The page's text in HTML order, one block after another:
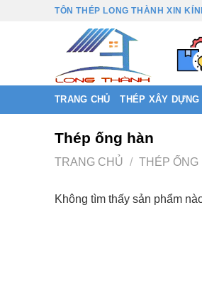
TÔN THÉP LONG THÀNH XIN
TRANG CHỦ THÉP XÂY DỰNG
Thép ống hàn
TRANG CHỦ / THÉP ỐNG
Không tìm thấy sản phẩm